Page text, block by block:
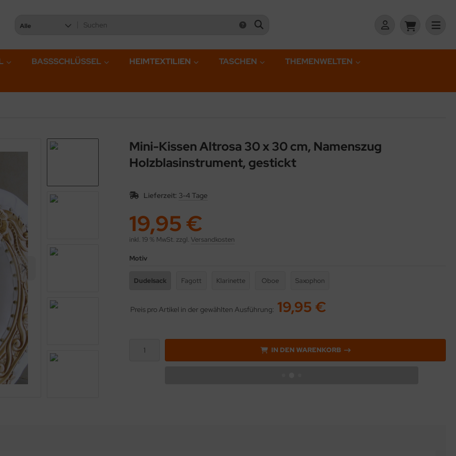
Alle
BASSSCHLÜSSEL HEIMTEXTILIEN TASCHEN
THEMENWELTEN
Mini-Kissen Altrosa 30 x 30 cm, Namenszug
Holzblasinstrument, gestickt
Lieferzeit: 3-4 Tage
19,95 €
inkl. 19 % MwSt. zzgl. Versandkosten
Motiv
Dudelsack Fagott Klarinette Oboe Saxophon
Preis pro Artikel in der gewählten Ausführung: 19,95 €
IN DEN WARENKORB